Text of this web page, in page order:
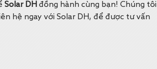
Solar DHđồng hành cùng bạn! Chúng tôi
hệ ngay với Solar DH, để được tư vấn